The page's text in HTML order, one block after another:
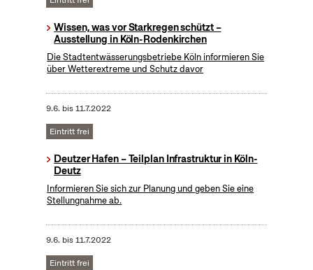
Wissen, was vor Starkregen schützt –
Ausstellung in Köln-Rodenkirchen
Die Stadtentwässerungsbetriebe Köln informieren Sie
über Wetterextreme und Schutz davor
9.6. bis11.7.2022
Eintritt frei
Deutzer Hafen – Teilplan Infrastruktur in Köln-
Deutz
Informieren Sie sich zur Planung und geben Sie eine
Stellungnahme ab.
9.6. bis11.7.2022
Eintritt frei